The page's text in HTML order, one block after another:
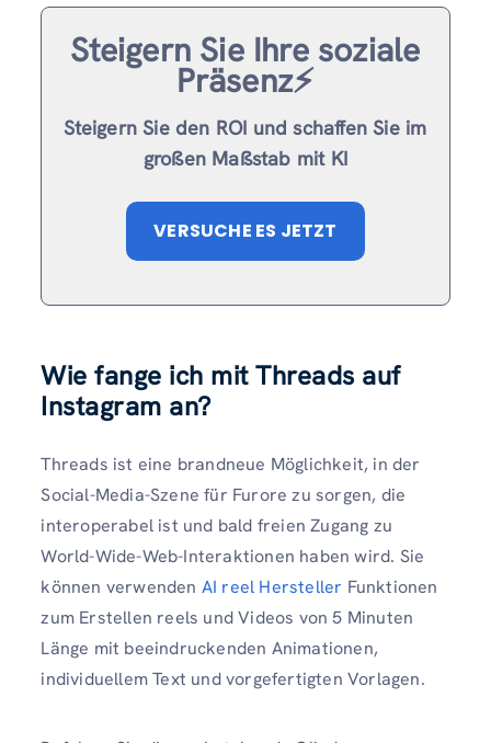
Steigern Sie Ihre soziale
Präsenz⚡️
Steigern Sie den ROI und schaffen Sie im
großen Maßstab mit KI
VERSUCHE ES JETZT
Wie fange ich mit Threads auf
Instagram an?
Threads ist eine brandneue Möglichkeit, in der
Social-Media-Szene für Furore zu sorgen, die
interoperabel ist und bald freien Zugang zu
World-Wide-Web-Interaktionen haben wird. Sie
können verwenden AI reel Hersteller Funktionen
zum Erstellen reels und Videos von 5 Minuten
Länge mit beeindruckenden Animationen,
individuellem Text und vorgefertigten Vorlagen.